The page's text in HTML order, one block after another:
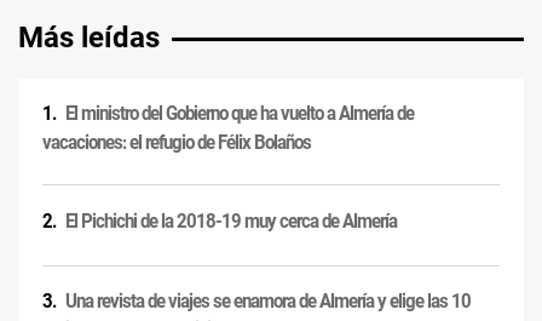
Más leídas
El ministro del Gobierno que ha vuelto a Almería de
vacaciones: el refugio de Félix Bolaños
El Pichichi de la 2018-19 muy cerca de Almería
Una revista de viajes se enamora de Almería y elige las 10